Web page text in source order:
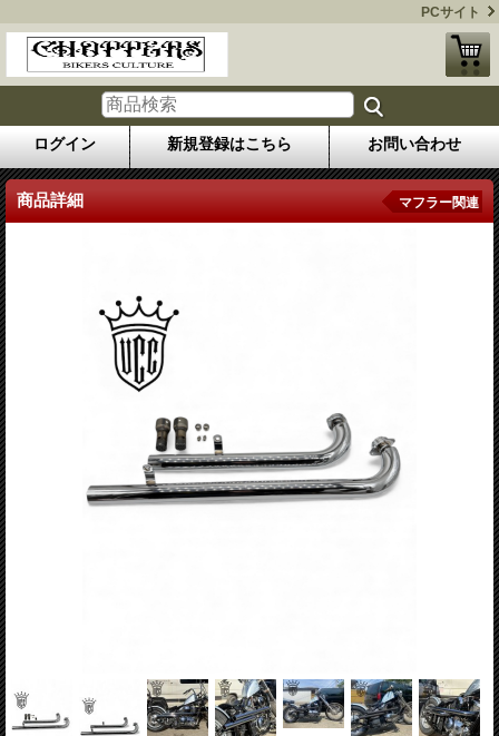
PCサイト
ログイン 新規登録はこちら お問い合わせ
商品詳細 マフラー関連